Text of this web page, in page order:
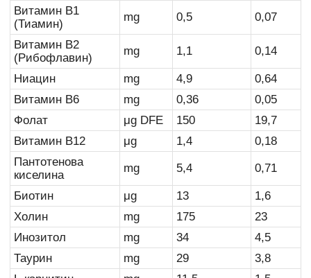
Витамин B1
(Тиамин)
mg 0,5 0,07
Витамин B2
(Рибофлавин)
mg 1,1 0,14
Ниацин mg 4,9
0,64
Витамин B6
mg 0,36
0,05
Фолат
μg DFE 150
19,7
Витамин B12
μg 1,4
0,18
Пантотенова
киселина
mg 5,4 0,71
Биотин μg 13
1,6
Холин
mg 175
23
Инозитол
mg 34
4,5
Таурин
mg 29
3,8